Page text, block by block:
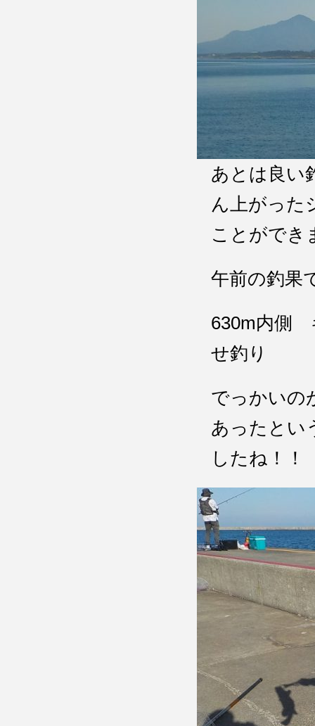
あとは良い
ん上がった
ことができ
午前の釣果
630m内側
せ釣り
でっかいの
あったとい
したね！！